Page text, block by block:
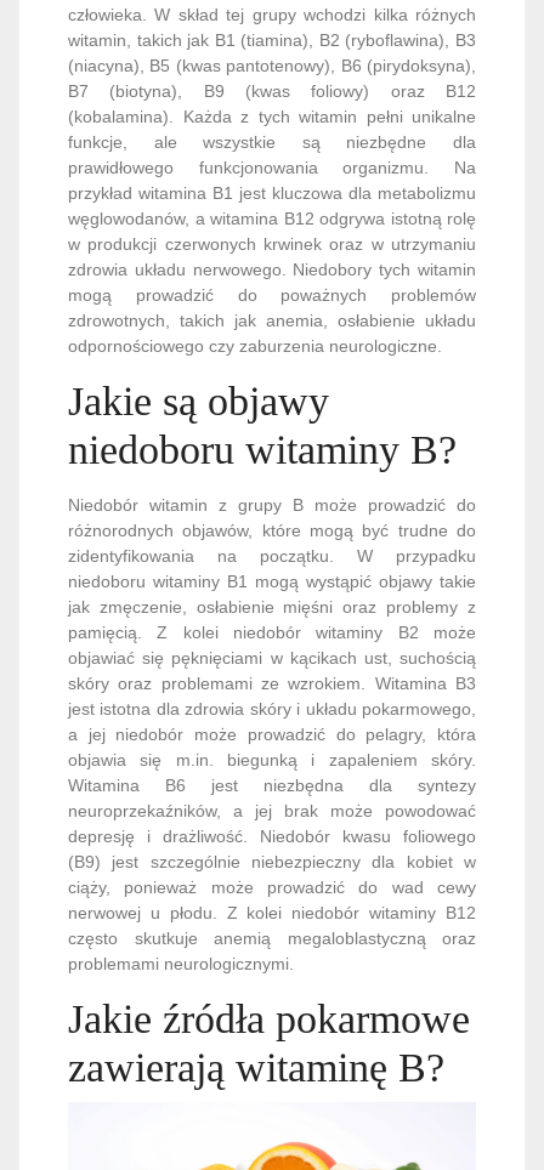
człowieka. W skład tej grupy wchodzi kilka różnych
witamin, takich jak B1 (tiamina), B2 (ryboflawina), B3
(niacyna), B5 (kwas pantotenowy), B6 (pirydoksyna),
B7 (biotyna), B9 (kwas foliowy) oraz B12
(kobalamina). Każda z tych witamin pełni unikalne
funkcje, ale wszystkie są niezbędne dla
prawidłowego funkcjonowania organizmu. Na
przykład witamina B1 jest kluczowa dla metabolizmu
węglowodanów, a witamina B12 odgrywa istotną rolę
w produkcji czerwonych krwinek oraz w utrzymaniu
zdrowia układu nerwowego. Niedobory tych witamin
mogą prowadzić do poważnych problemów
zdrowotnych, takich jak anemia, osłabienie układu
odpornościowego czy zaburzenia neurologiczne.
Jakie są objawy
niedoboru witaminy B?
Niedobór witamin z grupy B może prowadzić do
różnorodnych objawów, które mogą być trudne do
zidentyfikowania na początku. W przypadku
niedoboru witaminy B1 mogą wystąpić objawy takie
jak zmęczenie, osłabienie mięśni oraz problemy z
pamięcią. Z kolei niedobór witaminy B2 może
objawiać się pęknięciami w kącikach ust, suchością
skóry oraz problemami ze wzrokiem. Witamina B3
jest istotna dla zdrowia skóry i układu pokarmowego,
a jej niedobór może prowadzić do pelagry, która
objawia się m.in. biegunką i zapaleniem skóry.
Witamina B6 jest niezbędna dla syntezy
neuroprzekaźników, a jej brak może powodować
depresję i drażliwość. Niedobór kwasu foliowego
(B9) jest szczególnie niebezpieczny dla kobiet w
ciąży, ponieważ może prowadzić do wad cewy
nerwowej u płodu. Z kolei niedobór witaminy B12
często skutkuje anemią megaloblastyczną oraz
problemami neurologicznymi.
Jakie źródła pokarmowe
zawierają witaminę B?